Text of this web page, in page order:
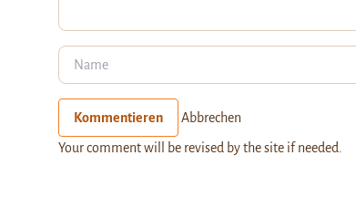
Kommentieren Abbrechen
Your comment will be revised by the site if needed.